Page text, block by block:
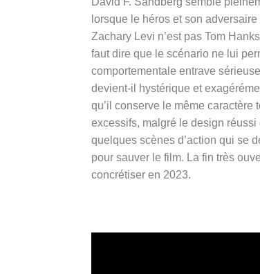
lorsque le héros et son
Zachary Levi n’est pas Tom
faut dire que le scénario ne lui
comportementale entrave
devient-il hystérique et
qu’il conserve le même caractère
excessifs, malgré le design
quelques scènes d’action qui se
pour sauver le film. La fin très
concrétiser en 2023.